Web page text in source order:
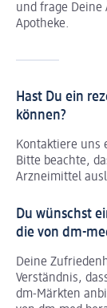
und frage
Apotheke.
Hast Du ein
können?
Kontaktiere uns
Bitte beachte,
Arzneimittel
Du wünschst
die von dm-
Deine
Verständnis,
dm-Märkten